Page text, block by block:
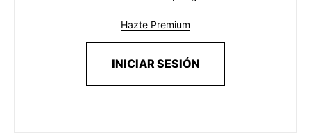
Hazte Premium
INICIAR SESIÓN